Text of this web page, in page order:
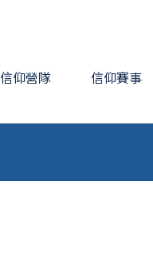
信仰營隊 信仰賽事